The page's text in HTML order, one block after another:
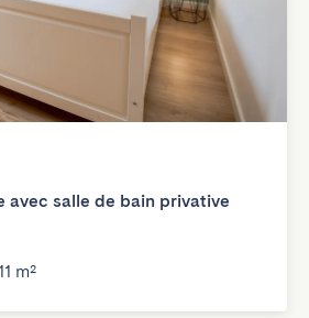
avec salle de bain privative
11 m²